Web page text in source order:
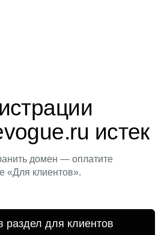
истек
домен — оплатите
«Для клиентов».
раздел для клиентов